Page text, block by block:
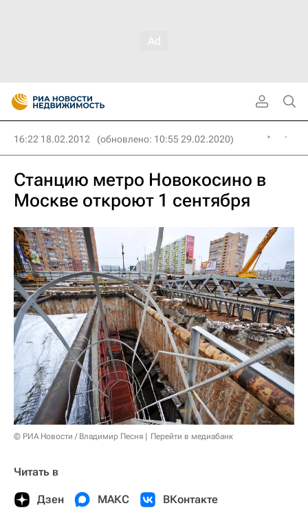
16:22 18.02.2012 (обновлено: 10:55 29.02.2020)
Станцию метро Новокосино в
Москве откроют 1 сентября
© РИА Новости / Владимир Песня Перейти в медиабанк
Читать в
Дзен МАКС ВКонтакте